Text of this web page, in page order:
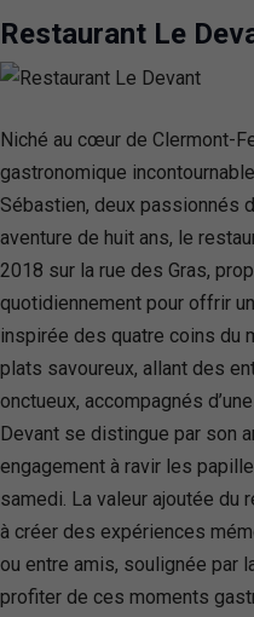
Restaurant Le
Niché au cœur de Clermont-
gastronomique
Sébastien, deux passionnés
aventure de huit ans, le
2018 sur la rue des Gras,
quotidiennement pour offrir
inspirée des quatre coins du
plats savoureux, allant des
onctueux, accompagnés
Devant se distingue par son
engagement à ravir les
samedi. La valeur ajoutée du
à créer des expériences
ou entre amis, soulignée par
profiter de ces moments